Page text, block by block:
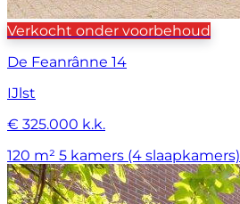
Verkocht onder voorbehoud
De Feanrânne 14
IJlst
€ 325.000 k.k.
120 m² 5 kamers (4 slaapkamers)